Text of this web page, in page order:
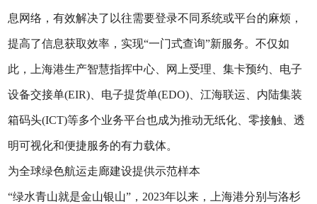
息网络，有效解决了以往需要登录不同系统或平台的麻烦，
提高了信息获取效率，实现“一门式查询”新服务。不仅如
此，上海港生产智慧指挥中心、网上受理、集卡预约、电子
设备交接单(EIR)、电子提货单(EDO)、江海联运、内陆集装
箱码头(ICT)等多个业务平台也成为推动无纸化、零接触、透
明可视化和便捷服务的有力载体。
为全球绿色航运走廊建设提供示范样本
“绿水青山就是金山银山”，2023年以来，上海港分别与洛杉